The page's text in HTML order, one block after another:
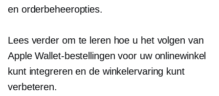
en orderbeheeropties.
Lees verder om te leren hoe u het volgen van
Apple Wallet-bestellingen voor uw onlinewinkel
kunt integreren en de winkelervaring kunt
verbeteren.